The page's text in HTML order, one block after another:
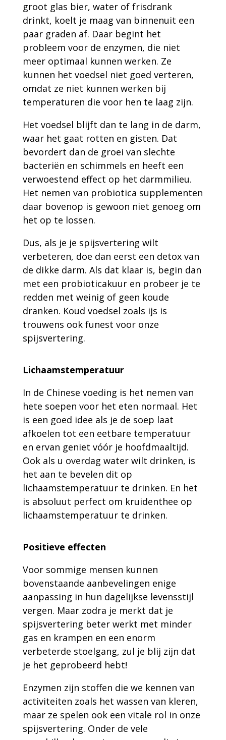
groot glas bier, water of frisdrank
drinkt, koelt je maag van binnenuit een
paar graden af. Daar begint het
probleem voor de enzymen, die niet
meer optimaal kunnen werken. Ze
kunnen het voedsel niet goed verteren,
omdat ze niet kunnen werken bij
temperaturen die voor hen te laag zijn.
Het voedsel blijft dan te lang in de darm,
waar het gaat rotten en gisten. Dat
bevordert dan de groei van slechte
bacteriën en schimmels en heeft een
verwoestend effect op het darmmilieu.
Het nemen van probiotica supplementen
daar bovenop is gewoon niet genoeg om
het op te lossen.
Dus, als je je spijsvertering wilt
verbeteren, doe dan eerst een detox van
de dikke darm. Als dat klaar is, begin dan
met een probioticakuur en probeer je te
redden met weinig of geen koude
dranken. Koud voedsel zoals ijs is
trouwens ook funest voor onze
spijsvertering.
Lichaamstemperatuur
In de Chinese voeding is het nemen van
hete soepen voor het eten normaal. Het
is een goed idee als je de soep laat
afkoelen tot een eetbare temperatuur
en ervan geniet vóór je hoofdmaaltijd.
Ook als u overdag water wilt drinken, is
het aan te bevelen dit op
lichaamstemperatuur te drinken. En het
is absoluut perfect om kruidenthee op
lichaamstemperatuur te drinken.
Positieve effecten
Voor sommige mensen kunnen
bovenstaande aanbevelingen enige
aanpassing in hun dagelijkse levensstijl
vergen. Maar zodra je merkt dat je
spijsvertering beter werkt met minder
gas en krampen en een enorm
verbeterde stoelgang, zul je blij zijn dat
je het geprobeerd hebt!
Enzymen zijn stoffen die we kennen van
activiteiten zoals het wassen van kleren,
maar ze spelen ook een vitale rol in onze
spijsvertering. Onder de vele